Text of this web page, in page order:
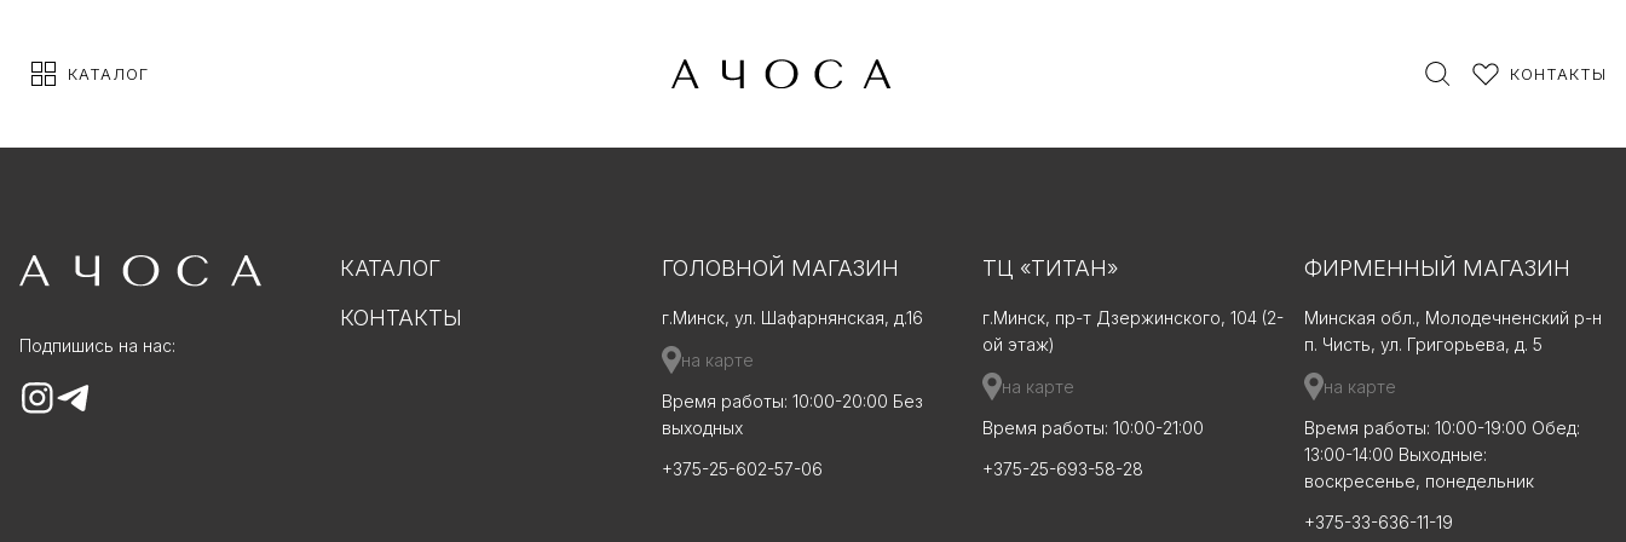
КАТАЛОГ КОНТАКТЫ
Подпишись на нас:
КАТАЛОГ
КОНТАКТЫ
ГОЛОВНОЙ МАГАЗИН
г.Минск, ул. Шафарнянская, д.16
на карте
Время работы: 10:00-20:00 Без
выходных
+375-25-602-57-06
ТЦ «ТИТАН»
г.Минск, пр-т Дзержинского, 104 (2-
ой этаж)
на карте
Время работы: 10:00-21:00
+375-25-693-58-28
ФИРМЕННЫЙ МАГАЗИН
Минская обл., Молодечненский р-н
п. Чисть, ул. Григорьева, д. 5
на карте
Время работы: 10:00-19:00 Обед:
13:00-14:00 Выходные:
воскресенье, понедельник
+375-33-636-11-19